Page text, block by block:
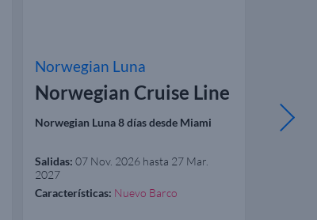
Norwegian Luna
Norwegian Cruise Line
Norwegian Luna 8 días desde Miami
Salidas: 07 Nov. 2026 hasta 27 Mar.
2027
Características: Nuevo Barco
Icon of